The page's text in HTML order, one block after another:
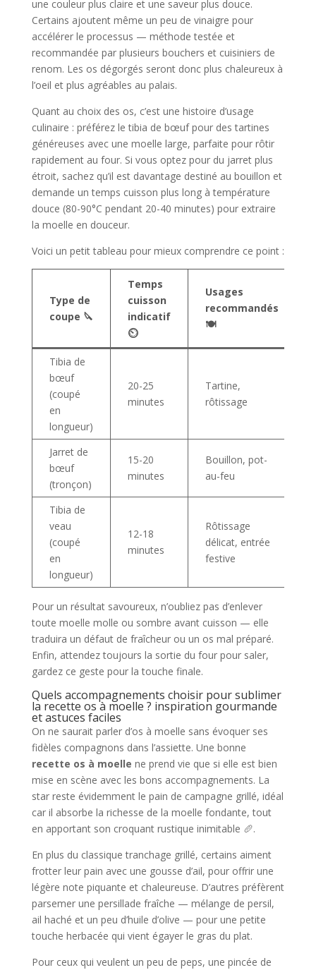
une couleur plus claire et une saveur plus douce.
Certains ajoutent même un peu de vinaigre pour
accélérer le processus — méthode testée et
recommandée par plusieurs bouchers et cuisiniers de
renom. Les os dégorgés seront donc plus chaleureux à
l’oeil et plus agréables au palais.
Quant au choix des os, c’est une histoire d’usage
culinaire : préférez le tibia de bœuf pour des tartines
généreuses avec une moelle large, parfaite pour rôtir
rapidement au four. Si vous optez pour du jarret plus
étroit, sachez qu’il est davantage destiné au bouillon et
demande un temps cuisson plus long à température
douce (80-90°C pendant 20-40 minutes) pour extraire
la moelle en douceur.
Voici un petit tableau pour mieux comprendre ce point :
Type de
coupe 🔪
Temps
cuisson
indicatif
⏲️
Usages
recommandés
🍽️
Tibia de
bœuf
(coupé
en
longueur)
20-25
minutes
Tartine,
rôtissage
Jarret de
bœuf
(tronçon)
15-20
minutes
Bouillon, pot-
au-feu
Tibia de
veau
(coupé
en
longueur)
12-18
minutes
Rôtissage
délicat, entrée
festive
Pour un résultat savoureux, n’oubliez pas d’enlever
toute moelle molle ou sombre avant cuisson — elle
traduira un défaut de fraîcheur ou un os mal préparé.
Enfin, attendez toujours la sortie du four pour saler,
gardez ce geste pour la touche finale.
Quels accompagnements choisir pour sublimer
la recette os à moelle ? inspiration gourmande
et astuces faciles
On ne saurait parler d’os à moelle sans évoquer ses
fidèles compagnons dans l’assiette. Une bonne
recette os à moelle ne prend vie que si elle est bien
mise en scène avec les bons accompagnements. La
star reste évidemment le pain de campagne grillé, idéal
car il absorbe la richesse de la moelle fondante, tout
en apportant son croquant rustique inimitable 🥖.
En plus du classique tranchage grillé, certains aiment
frotter leur pain avec une gousse d’ail, pour offrir une
légère note piquante et chaleureuse. D’autres préfèrent
parsemer une persillade fraîche — mélange de persil,
ail haché et un peu d’huile d’olive — pour une petite
touche herbacée qui vient égayer le gras du plat.
Pour ceux qui veulent un peu de peps, une pincée de